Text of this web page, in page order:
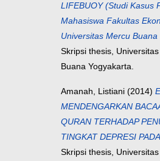
LIFEBUOY (Studi Kasus
Mahasiswa Fakultas
Universitas Mercu Buana
Skripsi thesis,
Buana Yogyakarta.
Amanah, Listiani (2014)
MENDENGARKAN
QURAN TERHADAP
TINGKAT DEPRESI
Skripsi thesis,